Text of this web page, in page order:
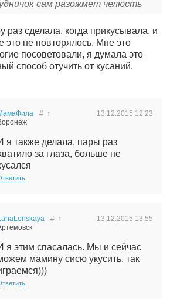
сам разожмет челюсть
раз сделала, когда прикусывала, и
это не повторялось. Мне это
посоветовали, я думала это
способ отучить от кусаний.
13.12.2015 12:23
# ↑
я также делала, пары раз
за глаза, больше не
13.12.2015 13:55
# ↑
я этим спасалась. Мы и сейчас
мамину сисю укусить, так